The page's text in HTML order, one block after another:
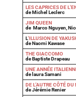
LES CAPRICES DE
de Michel Leclerc
JIM QUEEN
de Marco Nguyen,
L'ILLUSION DE
de Naomi Kawase
THE GIACCOMO
de Baptiste Drapeau
UNE ANNÉE
de laura Samani
DE L'AUTRE CÔTÉ DU
de Jérémie Renier